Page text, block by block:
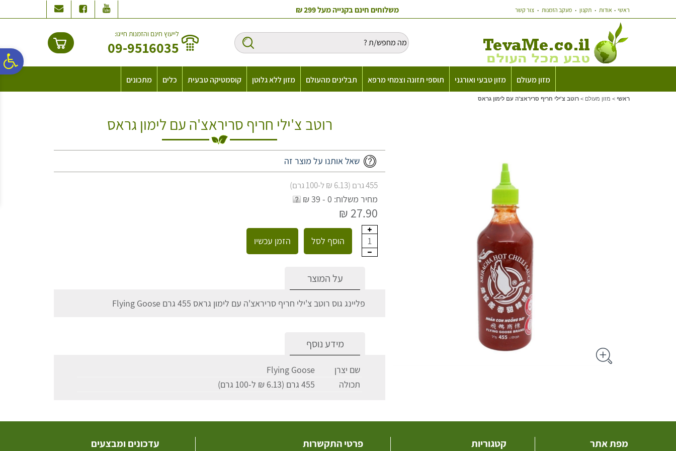
נגישות
אתר
המרכזי
ראשי אודות תקנון מעקב הזמנות צור קשר משלוחים חינם בקנייה מעל 299 ₪
לייעוץ חינם והזמנות חייגו:
09-9516035
מזון מעולם מזון טבעי ואורגני תוספי תזונה וצמחי מרפא תבלינים מהעולם מזון ללא גלוטן קוסמטיקה טבעית כלים מתכונים
ראשי > מזון מעולם > רוטב צ'ילי חריף סריראצ'ה עם לימון גראס
רוטב צ'ילי חריף סריראצ'ה עם לימון גראס
שאל אותנו על מוצר זה
455 גרם (6.13 ₪ ל-100 גרם)
מחיר משלוח: 0 - 39 ₪
27.90 ₪
1 הוסף לסל הזמן עכשיו
על המוצר
פליינג גוס רוטב צ'ילי חריף סריראצ'ה עם לימון גראס 455 גרם Flying Goose
מידע נוסף
שם יצרן
Flying Goose
תכולה
455 גרם (6.13 ₪ ל-100 גרם)
מפת אתר קטגוריות פרטי התקשרות עדכונים ומבצעים